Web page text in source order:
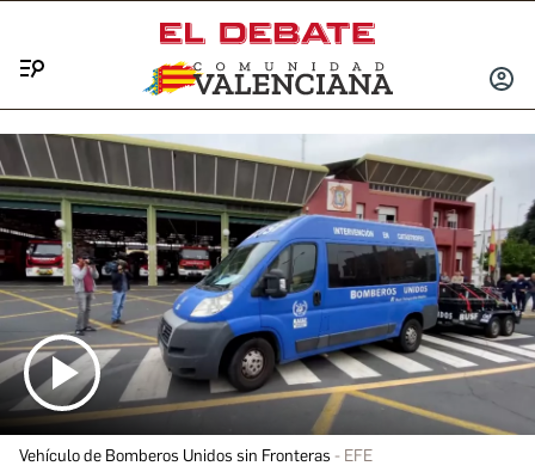
INICIAR
Vehículo de Bomberos Unidos sin Fronteras EFE